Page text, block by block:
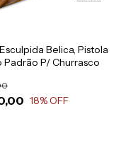
Belica, Pistola
Padrão P/ Churrasco
18% OFF